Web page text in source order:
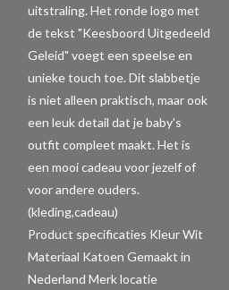
uitstraling. Het ronde logo met
de tekst "Keesboord Uitgedeeld
Geleid" voegt een speelse en
unieke touch toe. Dit slabbetje
is niet alleen praktisch, maar ook
een leuk detail dat je baby's
outfit compleet maakt. Het is
een mooi cadeau voor jezelf of
voor andere ouders.
(kleding,cadeau)
Product specificaties Kleur Wit
Materiaal Katoen Gemaakt in
Nederland Merk locatie